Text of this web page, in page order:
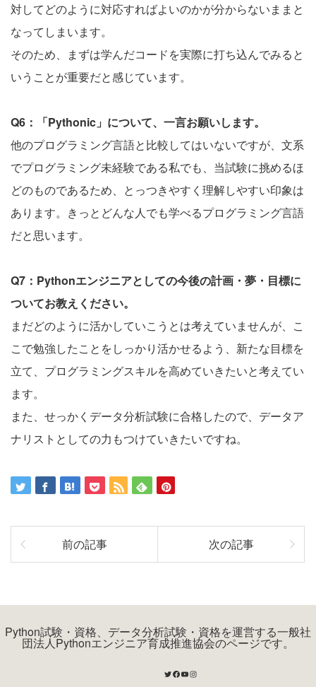
対してどのように対応すればよいのかが分からないままと
なってしまいます。
そのため、まずは学んだコードを実際に打ち込んでみると
いうことが重要だと感じています。
Q6：「Pythonic」について、一言お願いします。
他のプログラミング言語と比較してはいないですが、文系
でプログラミング未経験である私でも、当試験に挑めるほ
どのものであるため、とっつきやすく理解しやすい印象は
あります。きっとどんな人でも学べるプログラミング言語
だと思います。
Q7：Pythonエンジニアとしての今後の計画・夢・目標に
ついてお教えください。
まだどのように活かしていこうとは考えていませんが、こ
こで勉強したことをしっかり活かせるよう、新たな目標を
立て、プログラミングスキルを高めていきたいと考えてい
ます。
また、せっかくデータ分析試験に合格したので、データア
ナリストとしての力もつけていきたいですね。
前の記事 次の記事
Python試験・資格、データ分析試験・資格を運営する一般社
団法人Pythonエンジニア育成推進協会のページです。
Twitter
Facebook
YouTube
Instagram